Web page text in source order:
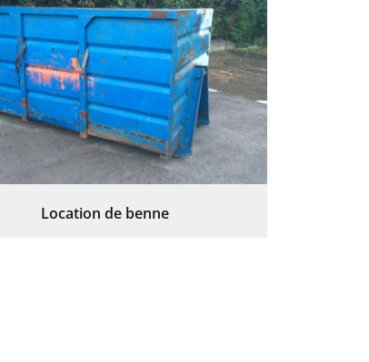
Location de benne